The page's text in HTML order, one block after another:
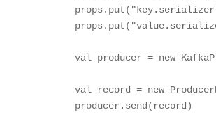
val producer = new
val record = new
    producer.send(record)